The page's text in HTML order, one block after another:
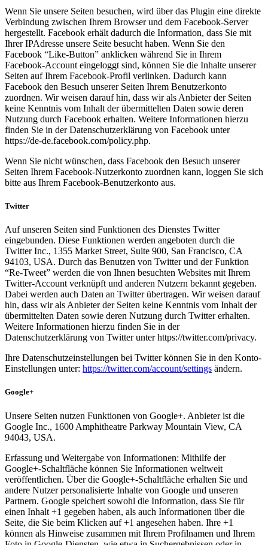
Wenn Sie unsere Seiten besuchen, wird über das Plugin eine direkte
Verbindung zwischen Ihrem Browser und dem Facebook-Server
hergestellt. Facebook erhält dadurch die Information, dass Sie mit
Ihrer IPAdresse unsere Seite besucht haben. Wenn Sie den
Facebook “Like-Button” anklicken während Sie in Ihrem
Facebook-Account eingeloggt sind, können Sie die Inhalte unserer
Seiten auf Ihrem Facebook-Profil verlinken. Dadurch kann
Facebook den Besuch unserer Seiten Ihrem Benutzerkonto
zuordnen. Wir weisen darauf hin, dass wir als Anbieter der Seiten
keine Kenntnis vom Inhalt der übermittelten Daten sowie deren
Nutzung durch Facebook erhalten. Weitere Informationen hierzu
finden Sie in der Datenschutzerklärung von Facebook unter
https://de-de.facebook.com/policy.php.
Wenn Sie nicht wünschen, dass Facebook den Besuch unserer
Seiten Ihrem Facebook-Nutzerkonto zuordnen kann, loggen Sie sich
bitte aus Ihrem Facebook-Benutzerkonto aus.
Twitter
Auf unseren Seiten sind Funktionen des Dienstes Twitter
eingebunden. Diese Funktionen werden angeboten durch die
Twitter Inc., 1355 Market Street, Suite 900, San Francisco, CA
94103, USA. Durch das Benutzen von Twitter und der Funktion
“Re-Tweet” werden die von Ihnen besuchten Websites mit Ihrem
Twitter-Account verknüpft und anderen Nutzern bekannt gegeben.
Dabei werden auch Daten an Twitter übertragen. Wir weisen darauf
hin, dass wir als Anbieter der Seiten keine Kenntnis vom Inhalt der
übermittelten Daten sowie deren Nutzung durch Twitter erhalten.
Weitere Informationen hierzu finden Sie in der
Datenschutzerklärung von Twitter unter https://twitter.com/privacy.
Ihre Datenschutzeinstellungen bei Twitter können Sie in den Konto-
Einstellungen unter: https://twitter.com/account/settings ändern.
Google+
Unsere Seiten nutzen Funktionen von Google+. Anbieter ist die
Google Inc., 1600 Amphitheatre Parkway Mountain View, CA
94043, USA.
Erfassung und Weitergabe von Informationen: Mithilfe der
Google+-Schaltfläche können Sie Informationen weltweit
veröffentlichen. Über die Google+-Schaltfläche erhalten Sie und
andere Nutzer personalisierte Inhalte von Google und unseren
Partnern. Google speichert sowohl die Information, dass Sie für
einen Inhalt +1 gegeben haben, als auch Informationen über die
Seite, die Sie beim Klicken auf +1 angesehen haben. Ihre +1
können als Hinweise zusammen mit Ihrem Profilnamen und Ihrem